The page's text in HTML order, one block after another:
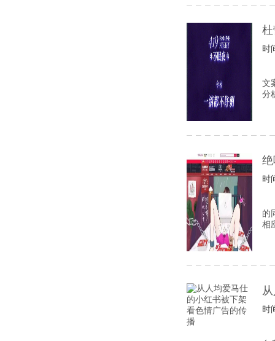
时
文
分
时
的
相
时